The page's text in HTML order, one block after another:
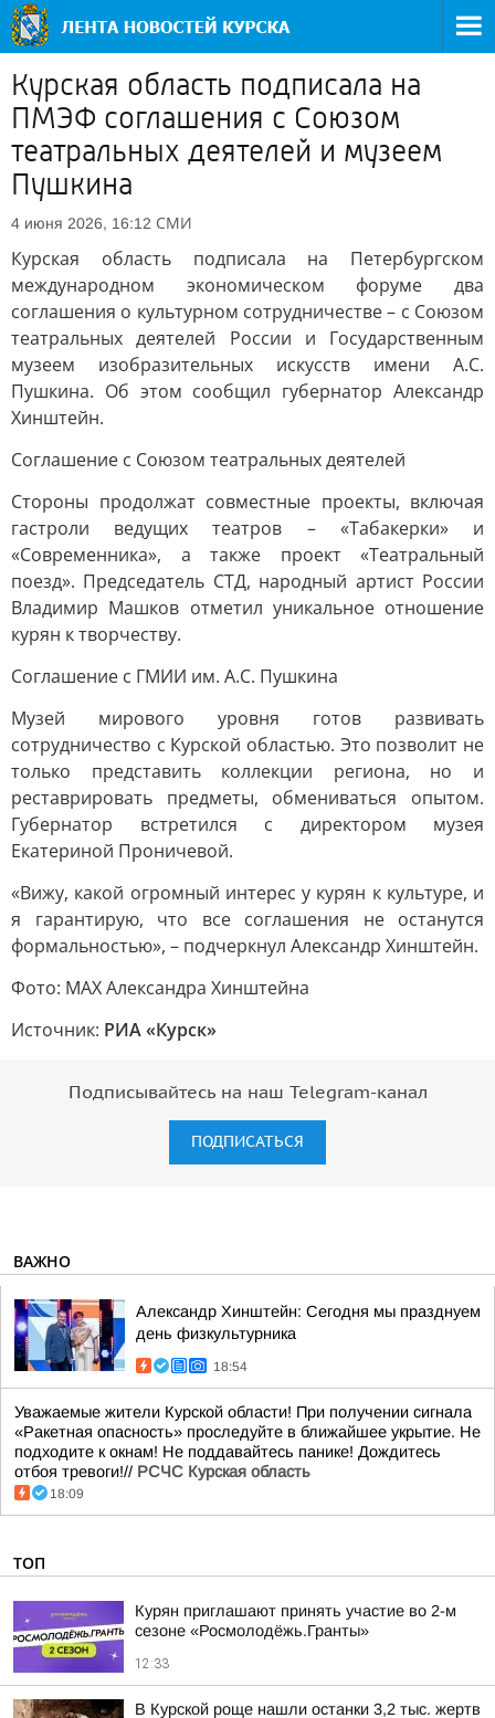
Курская область подписала на
ПМЭФ соглашения с Союзом
театральных деятелей и музеем
Пушкина
4 июня 2026, 16:12 СМИ
Курская область подписала на Петербургском
международном экономическом форуме два
соглашения о культурном сотрудничестве – с Союзом
театральных деятелей России и Государственным
музеем изобразительных искусств имени А.С.
Пушкина. Об этом сообщил губернатор Александр
Хинштейн.
Соглашение с Союзом театральных деятелей
Стороны продолжат совместные проекты, включая
гастроли ведущих театров – «Табакерки» и
«Современника», а также проект «Театральный
поезд». Председатель СТД, народный артист России
Владимир Машков отметил уникальное отношение
курян к творчеству.
Соглашение с ГМИИ им. А.С. Пушкина
Музей мирового уровня готов развивать
сотрудничество с Курской областью. Это позволит не
только представить коллекции региона, но и
реставрировать предметы, обмениваться опытом.
Губернатор встретился с директором музея
Екатериной Проничевой.
«Вижу, какой огромный интерес у курян к культуре, и
я гарантирую, что все соглашения не останутся
формальностью», – подчеркнул Александр Хинштейн.
Фото: MAX Александра Хинштейна
Источник: РИА «Курск»
Подписывайтесь на наш Telegram-канал
ПОДПИСАТЬСЯ
ВАЖНО
Александр Хинштейн: Сегодня мы празднуем
день физкультурника
18:54
Уважаемые жители Курской области! При получении сигнала
«Ракетная опасность» проследуйте в ближайшее укрытие. Не
подходите к окнам! Не поддавайтесь панике! Дождитесь
отбоя тревоги!// РСЧС Курская область
18:09
ТОП
Курян приглашают принять участие во 2-м
сезоне «Росмолодёжь.Гранты»
12:33
В Курской роще нашли останки 3,2 тыс. жертв